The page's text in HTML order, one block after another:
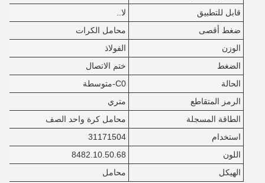
قابل للتطبيق
لا..
ضغط أقصى
محامل الكرات
الوزن
الفولاذ
الضغط
ختم الاتصال
الحالة
C0-متوسطة
الرمز المتقاطع
متري
الطاقة المسجلة
محامل كرة واحد الصف
استخدام
31171504
اللون
8482.10.50.68
الهيكل
محامل